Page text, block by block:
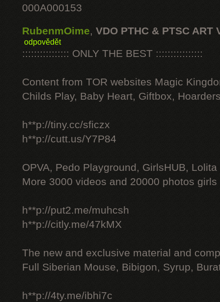
000A000153
RubenmOime, VDO PTHC & PTSC ART
odpovědět
:::::::::::::::: ONLY THE BEST ::::::::::::::::
Content from TOR websites Magic
Childs Play, Baby Heart, Giftbox,
h**p://tiny.cc/sficzx
h**p://cutt.us/Y7P84
OPVA, Pedo Playground, GirlsHUB, Lolita
More 3000 videos and 20000 photos
h**p://put2.me/muhcsh
h**p://citly.me/47kMX
The new and exclusive material and
Full Siberian Mouse, Bibigon, Syrup,
h**p://4ty.me/ibhi7c